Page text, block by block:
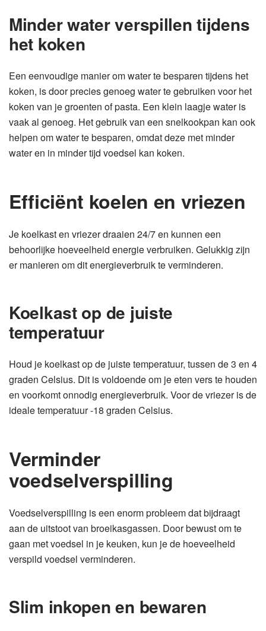
Minder water verspillen tijdens
het koken
Een eenvoudige manier om water te besparen tijdens het
koken, is door precies genoeg water te gebruiken voor het
koken van je groenten of pasta. Een klein laagje water is
vaak al genoeg. Het gebruik van een snelkookpan kan ook
helpen om water te besparen, omdat deze met minder
water en in minder tijd voedsel kan koken.
Efficiënt koelen en vriezen
Je koelkast en vriezer draaien 24/7 en kunnen een
behoorlijke hoeveelheid energie verbruiken. Gelukkig zijn
er manieren om dit energieverbruik te verminderen.
Koelkast op de juiste
temperatuur
Houd je koelkast op de juiste temperatuur, tussen de 3 en 4
graden Celsius. Dit is voldoende om je eten vers te houden
en voorkomt onnodig energieverbruik. Voor de vriezer is de
ideale temperatuur -18 graden Celsius.
Verminder
voedselverspilling
Voedselverspilling is een enorm probleem dat bijdraagt
aan de uitstoot van broeikasgassen. Door bewust om te
gaan met voedsel in je keuken, kun je de hoeveelheid
verspild voedsel verminderen.
Slim inkopen en bewaren